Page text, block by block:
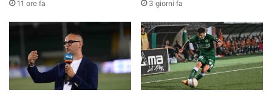
11 ore fa 3 giorni fa